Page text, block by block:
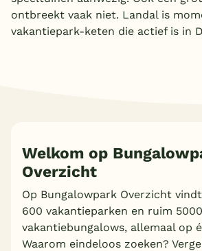
ontbreekt vaak niet. Landal is
vakantiepark-keten die actief is in
Welkom op
Overzicht
Op Bungalowpark Overzicht
600 vakantieparken en ruim 5000
vakantiebungalows, allemaal op
Waarom eindeloos zoeken?